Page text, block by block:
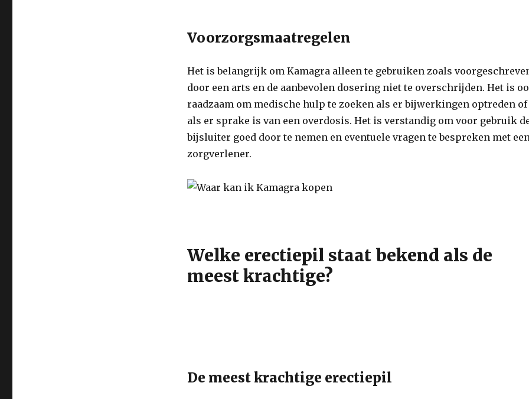
Voorzorgsmaatregelen
Het is belangrijk om Kamagra alleen te gebruiken zoals
door een arts en de aanbevolen dosering niet te overschrijden. Het is
raadzaam om medische hulp te zoeken als er bijwerkingen optreden of
als er sprake is van een overdosis. Het is verstandig om voor gebruik
bijsluiter goed door te nemen en eventuele vragen te bespreken met
zorgverlener.
Welke erectiepil staat bekend als de
meest krachtige?
De meest krachtige erectiepil